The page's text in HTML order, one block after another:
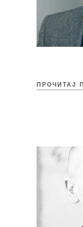
ПРОЧИТАЈ